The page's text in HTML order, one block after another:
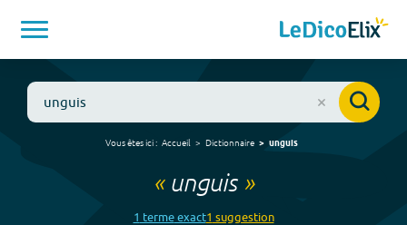
Vous êtes ici : Accueil Dictionnaire unguis
« unguis»
1 termeexact1 suggestion